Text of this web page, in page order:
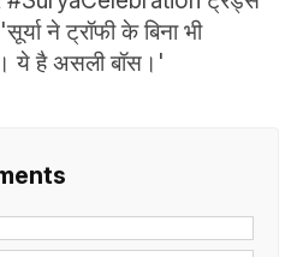
ने ट्रॉफी के बिना भी
ये है असली बॉस।'